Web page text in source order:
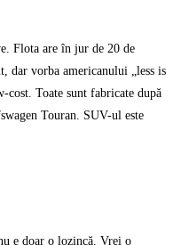
Flota are în jur de 20 de
dar vorba americanului „less is
Toate sunt fabricate după
Touran. SUV-ul este
e doar o lozincă. Vrei o